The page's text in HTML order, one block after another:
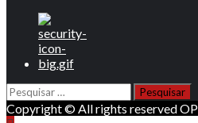
Pesquisar
por:
Copyright © All rights reserved